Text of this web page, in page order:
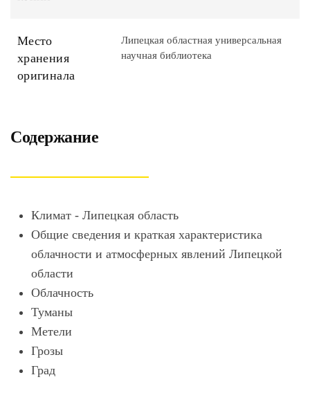
Место
хранения
оригинала
Липецкая областная универсальная
научная библиотека
Содержание
Климат - Липецкая область
Общие сведения и краткая характеристика
облачности и атмосферных явлений Липецкой
области
Облачность
Туманы
Метели
Грозы
Град